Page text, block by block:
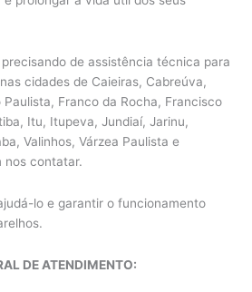
de assistência técnica para
cidades de Caieiras, Cabreúva,
Paulista, Franco da Rocha, Francisco
Itu, Itupeva, Jundiaí, Jarinu,
Valinhos, Várzea Paulista e
nos contatar.
lo e garantir o funcionamento
DE ATENDIMENTO: